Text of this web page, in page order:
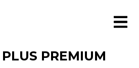
PREMIUM